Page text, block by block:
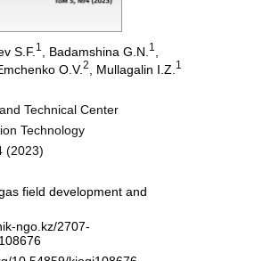
S.F. 1 Badamshina G.N. 1
O.V.2 Mullagalin I.Z. 1
Technical Center
Technology
(2023)
field development and
ngo.kz/2707-